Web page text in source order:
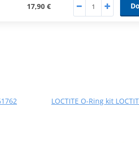
17,90 €
LOCTITE O-Ring kit